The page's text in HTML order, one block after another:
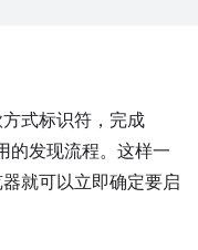
式标识符，完成
的发现流程。这样一
就可以立即确定要启